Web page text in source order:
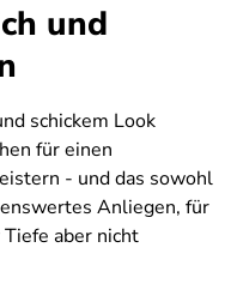
und
schickem Look
für einen
- und das sowohl
Anliegen, für
aber nicht